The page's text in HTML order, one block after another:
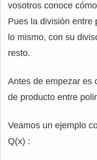
vosotros conoce
Pues la división entre
lo mismo, con su
resto.
Antes de empezar es
de producto entre
Veamos un ejemplo
Q(x) :